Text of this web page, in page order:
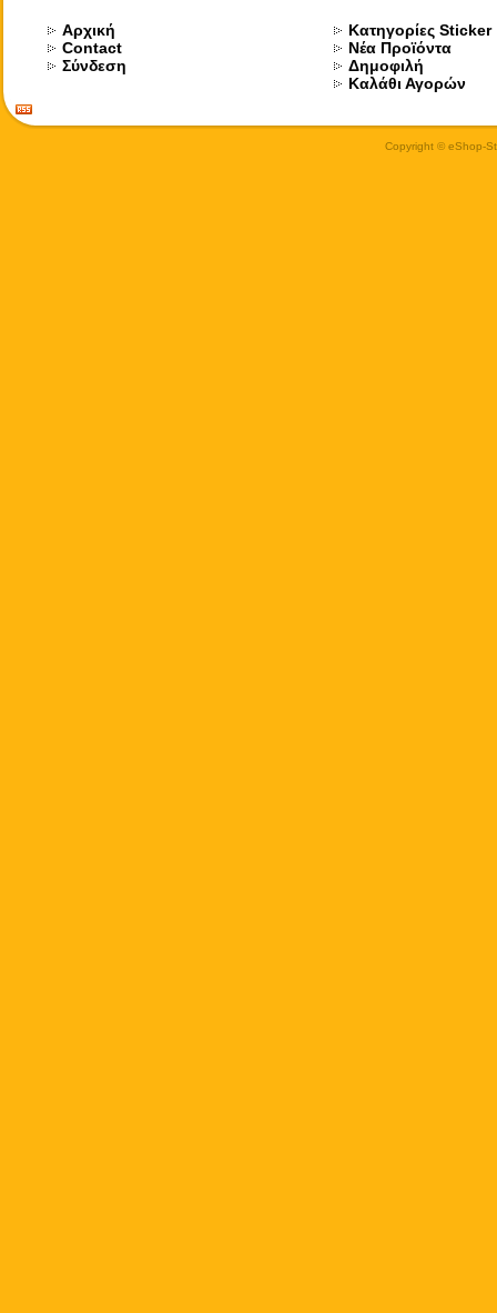
Αρχική
Contact
Σύνδεση
Κατηγορίες Sticker
Νέα Προϊόντα
Δημοφιλή
Καλάθι Αγορών
Copyright © eShop-